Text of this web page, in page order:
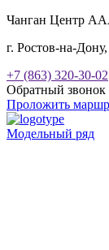
Чанган Центр
г. Ростов-на-
+7 (863) 320-30-02
Обратный звонок
Проложить
Модельный ряд